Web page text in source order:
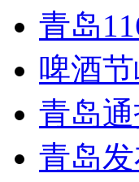
青岛
啤酒
青岛
青岛